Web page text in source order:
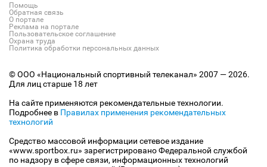
Помощь
Обратная связь
О портале
Реклама на портале
Пользовательское соглашение
Охрана труда
Политика обработки персональных данных
© ООО «Национальный спортивный телеканал» 2007 — 2026.
Для лиц старше 18 лет
На сайте применяются рекомендательные технологии.
Подробнее в Правилах применения рекомендательных
технологий
Средство массовой информации сетевое издание
«www.sportbox.ru» зарегистрировано Федеральной службой
по надзору в сфере связи, информационных технологий